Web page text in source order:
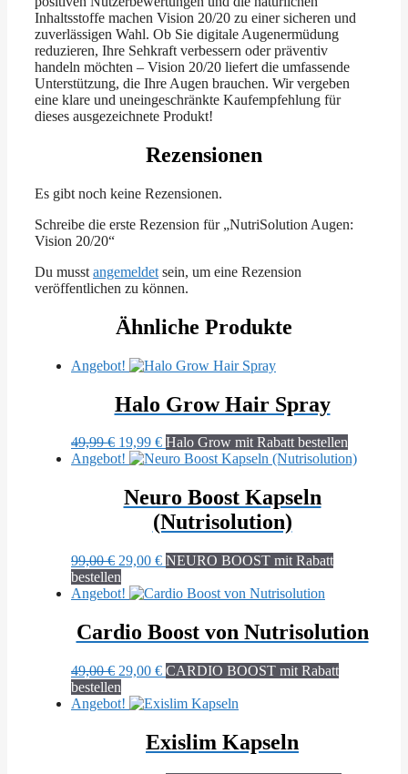
Inhaltsstoffe machen Vision 20/20 zu einer sicheren und
zuverlässigen Wahl. Ob Sie digitale Augenermüdung
reduzieren, Ihre Sehkraft verbessern oder präventiv
handeln möchten – Vision 20/20 liefert die umfassende
Unterstützung, die Ihre Augen brauchen. Wir vergeben
eine klare und uneingeschränkte Kaufempfehlung für
dieses ausgezeichnete Produkt!
Rezensionen
Es gibt noch keine Rezensionen.
Schreibe die erste Rezension für „NutriSolution Augen:
Vision 20/20“
Du musst angemeldet sein, um eine Rezension
veröffentlichen zu können.
Ähnliche Produkte
Angebot!
Halo Grow Hair Spray
49,99€ Ursprünglicher
Preis
49,99 €
19,99 €Aktueller
Preis
19,99 €.
Halo Grow mit Rabatt bestellen
Angebot!
Neuro Boost Kapseln
(Nutrisolution)
99,00€ Ursprünglicher
Preis
war:
29,00 €Aktueller
ist:
NEURO BOOST mit Rabatt
bestellen
Angebot!
Cardio Boost von Nutrisolution
49,00€ Ursprünglicher
Preis
war:
29,00 €Aktueller
ist:
CARDIO BOOST mit Rabatt
bestellen
Angebot!
Exislim Kapseln